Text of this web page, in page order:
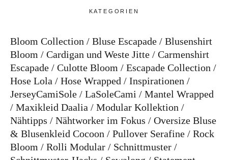
KATEGORIEN
Bloom Collection Bluse Escapade
Blusenshirt
Bloom
Cardigan und Weste Jitte
Carmenshirt
Escapade
Culotte Bloom
Escapade Collection
Hose Lola
Hose Wrapped
Inspirationen
JerseyCamiSole
LaSoleCami
Mantel Wrapped
Maxikleid Daalia
Modular Kollektion
Nähtipps
Nähtworker im Fokus
Oversize Bluse
& Blusenkleid Cocoon
Pullover Serafine
Rock
Bloom
Rolli Modular
Schnittmuster